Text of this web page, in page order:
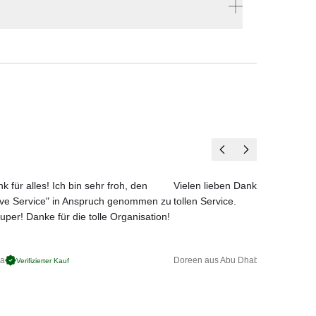
für alles! Ich bin sehr froh, den
Service" in Anspruch genommen zu
Danke für die tolle Organisation!
Verifizierter Kauf
Vielen lieben Dank für das
tollen Service.
Doreen aus Abu Dhabi